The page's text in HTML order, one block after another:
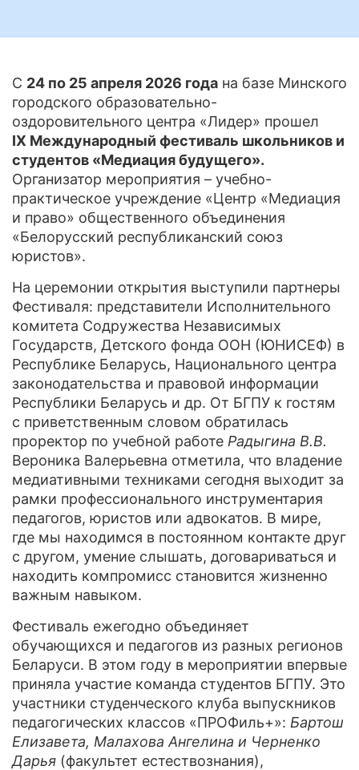
С 24 по 25 апреля 2026 года на базе Минского
городского образовательно-
оздоровительного центра «Лидер» прошел
IX Международный фестиваль школьников и
студентов «Медиация будущего».
Организатор мероприятия – учебно-
практическое учреждение «Центр «Медиация
и право» общественного объединения
«Белорусский республиканский союз
юристов».
На церемонии открытия выступили партнеры
Фестиваля: представители Исполнительного
комитета Содружества Независимых
Государств, Детского фонда ООН (ЮНИСЕФ) в
Республике Беларусь, Национального центра
законодательства и правовой информации
Республики Беларусь и др. От БГПУ к гостям
с приветственным словом обратилась
проректор по учебной работе Радыгина В.В.
Вероника Валерьевна отметила, что владение
медиативными техниками сегодня выходит за
рамки профессионального инструментария
педагогов, юристов или адвокатов. В мире,
где мы находимся в постоянном контакте друг
с другом, умение слышать, договариваться и
находить компромисс становится жизненно
важным навыком.
Фестиваль ежегодно объединяет
обучающихся и педагогов из разных регионов
Беларуси. В этом году в мероприятии впервые
приняла участие команда студентов БГПУ. Это
участники студенческого клуба выпускников
педагогических классов «ПРОФиль+»: Бартош
Елизавета, Малахова Ангелина и Черненко
Дарья (факультет естествознания),